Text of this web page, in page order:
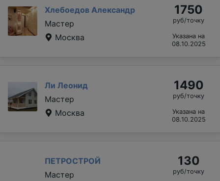
Хлебоедов Александр
Мастер
Москва
1750
руб/точку
Указана на
08.10.2025
Ли Леонид
Мастер
Москва
1490
руб/точку
Указана на
08.10.2025
ПЕТРОСТРОЙ
Мастер
130
руб/точку